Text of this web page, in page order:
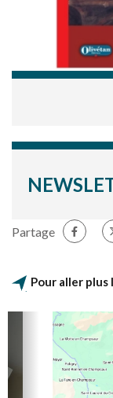
Partage
Pour aller plus